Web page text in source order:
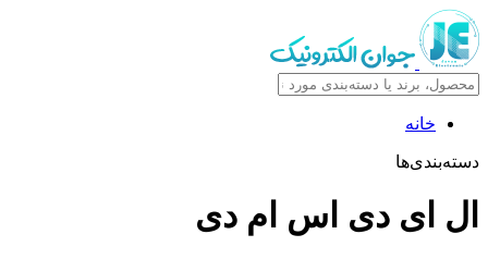
خانه
دسته‌بندی‌ها
ال ای دی اس ام دی